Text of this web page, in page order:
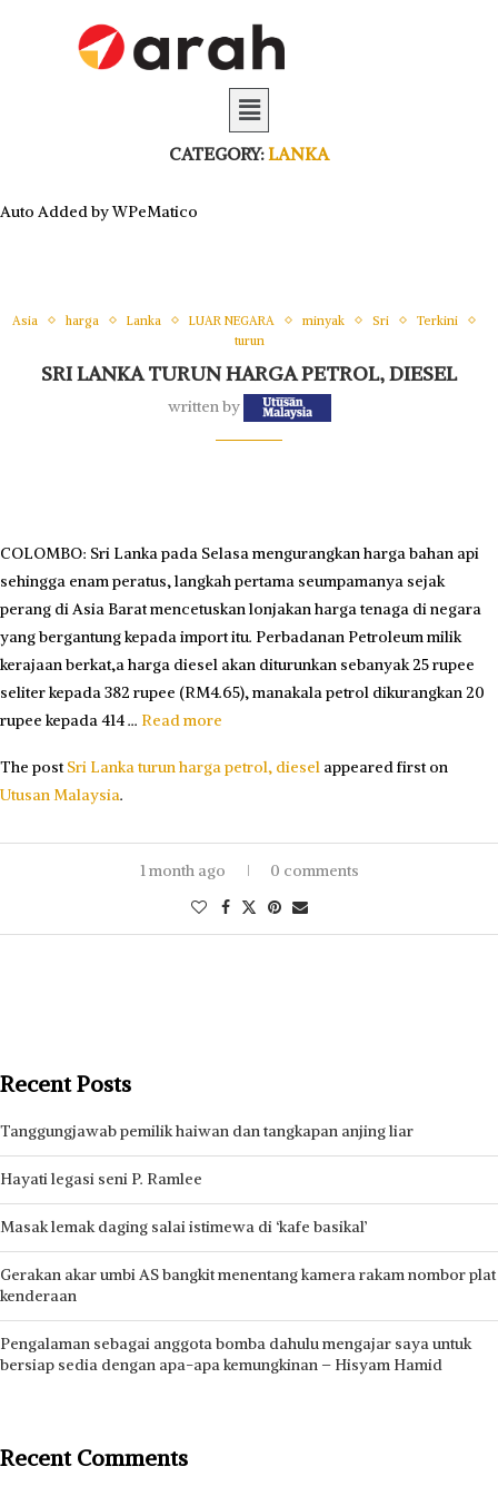
CATEGORY: LANKA
Auto Added by WPeMatico
Asia harga Lanka LUAR NEGARA minyak Sri
Terkini
turun
SRI LANKA TURUN HARGA PETROL, DIESEL
written by
COLOMBO: Sri Lanka pada Selasa mengurangkan harga bahan api
sehingga enam peratus, langkah pertama seumpamanya sejak
perang di Asia Barat mencetuskan lonjakan harga tenaga di negara
yang bergantung kepada import itu. Perbadanan Petroleum milik
kerajaan berkat,a harga diesel akan diturunkan sebanyak 25 rupee
seliter kepada 382 rupee (RM4.65), manakala petrol dikurangkan 20
rupee kepada 414 … Read more
The postSri Lanka turun harga petrol, diesel appeared first on
Utusan Malaysia.
1 month ago 0 comments
Recent Posts
Tanggungjawab pemilik haiwan dan tangkapan anjing liar
Hayati legasi seni P. Ramlee
Masak lemak daging salai istimewa di ‘kafe basikal’
Gerakan akar umbi AS bangkit menentang kamera rakam nombor plat
kenderaan
Pengalaman sebagai anggota bomba dahulu mengajar saya untuk
bersiap sedia dengan apa-apa kemungkinan – Hisyam Hamid
Recent Comments